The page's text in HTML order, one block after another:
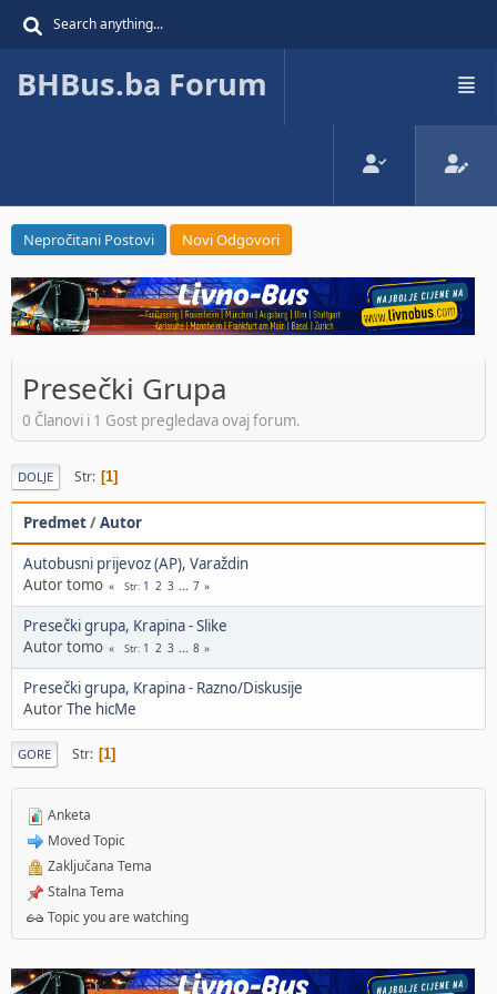
BHBus.ba Forum
Nepročitani Postovi Novi Odgovori
Presečki Grupa
0 Članovi i 1 Gost pregledava ovaj forum.
DOLJE Str 1
Predmet/Autor
Autobusni prijevoz (AP), Varaždin
Autor tomo
Str 1 2 3 ... 7
Presečki grupa, Krapina - Slike
Autor tomo
Str 1 2 3 ... 8
Presečki grupa, Krapina - Razno/Diskusije
AutorThe hicMe
GORE Str 1
Anketa
Moved Topic
Zaključana Tema
Stalna Tema
Topic you are watching